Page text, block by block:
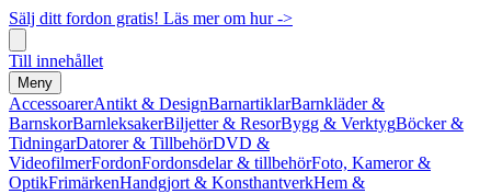
Sälj ditt fordon gratis! Läs mer om hur ->
Till innehållet
Meny
AccessoarerAntikt & DesignBarnartiklarBarnkläder &
BarnskorBarnleksakerBiljetter & ResorBygg & VerktygBöcker &
TidningarDatorer & TillbehörDVD &
VideofilmerFordonFordonsdelar & tillbehörFoto, Kameror &
OptikFrimärkenHandgjort & KonsthantverkHem &